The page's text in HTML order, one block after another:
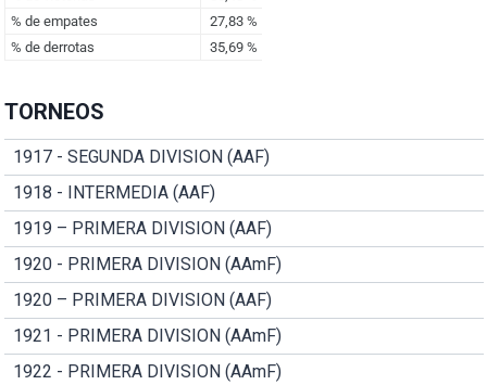
TORNEOS
1917 - SEGUNDA DIVISION (AAF)
1918 - INTERMEDIA (AAF)
1919 – PRIMERA DIVISION (AAF)
1920 - PRIMERA DIVISION (AAmF)
1920 – PRIMERA DIVISION (AAF)
1921 - PRIMERA DIVISION (AAmF)
1922 - PRIMERA DIVISION (AAmF)